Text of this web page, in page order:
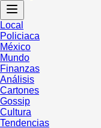
Local
Policiaca
México
Mundo
Finanzas
Análisis
Cartones
Gossip
Cultura
Tendencias